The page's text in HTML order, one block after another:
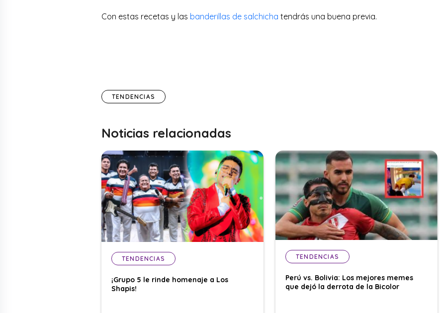
Con estas recetas y las banderillas de salchicha tendrás una buena previa.
TENDENCIAS
Noticias relacionadas
TENDENCIAS
¡Grupo 5 le rinde homenaje a Los
Shapis!
TENDENCIAS
Perú vs. Bolivia: Los mejores memes
que dejó la derrota de la Bicolor